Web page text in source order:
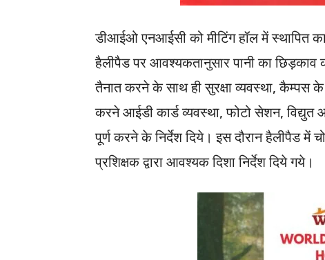
डीआईओ एनआईसी को मीटिंग हॉल में स्थापित
हैलीपैड पर आवश्यकतानुसार पानी का
तैनात करने के साथ ही सुरक्षा व्यवस्था,
करने आईडी कार्ड व्यवस्था, फोटो सेशन, विद्युत
पूर्ण करने के निर्देश दिये। इस दौरान हैलीपैड में
प्रशिक्षक द्वारा आवश्यक दिशा निर्देश दिये गये।